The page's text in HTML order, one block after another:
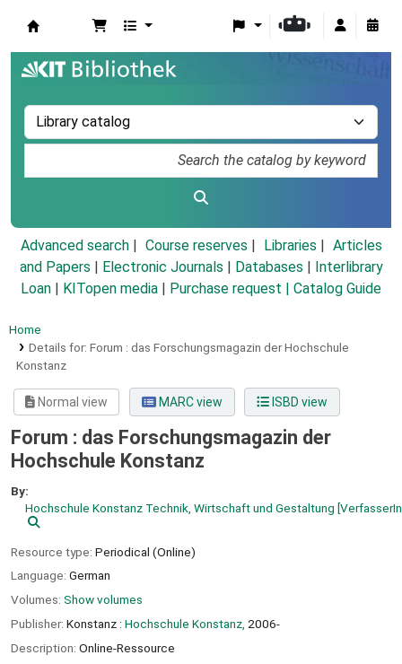
Advanced search Course reserves Libraries
Articles
and Papers
Electronic Journals Databases
Interlibrary
Loan
KITopen media Purchase request | Catalog Guide
Home
Details for: Forum : das Forschungsmagazin der Hochschule
Konstanz
Normal view MARC view ISBD view
Forum : das Forschungsmagazin der
Hochschule Konstanz
By:
Hochschule Konstanz Technik, Wirtschaft und Gestaltung
Resource type: Periodical (Online)
Language: German
Volumes: Show volumes
Publisher: Konstanz : Hochschule Konstanz, 2006-
Description: Online-Ressource